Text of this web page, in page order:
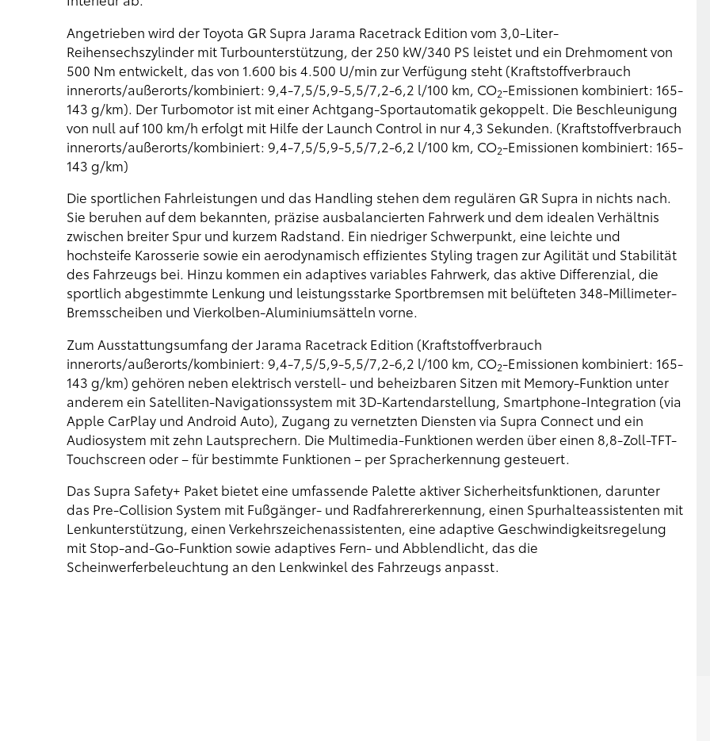
Angetrieben wird der Toyota GR Supra Jarama Racetrack Edition vom 3,0-Liter-
Reihensechszylinder mit Turbounterstützung, der 250 kW/340 PS leistet und ein Drehmoment von
500 Nm entwickelt, das von 1.600 bis 4.500 U/min zur Verfügung steht (Kraftstoffverbrauch
innerorts/außerorts/kombiniert: 9,4-7,5/5,9-5,5/7,2-6,2 l/100 km, CO2-Emissionen kombiniert: 165-
143 g/km). Der Turbomotor ist mit einer Achtgang-Sportautomatik gekoppelt. Die Beschleunigung
von null auf 100 km/h erfolgt mit Hilfe der Launch Control in nur 4,3 Sekunden. (Kraftstoffverbrauch
innerorts/außerorts/kombiniert: 9,4-7,5/5,9-5,5/7,2-6,2 l/100 km, CO2-Emissionen kombiniert: 165-
143 g/km)
Die sportlichen Fahrleistungen und das Handling stehen dem regulären GR Supra in nichts nach.
Sie beruhen auf dem bekannten, präzise ausbalancierten Fahrwerk und dem idealen Verhältnis
zwischen breiter Spur und kurzem Radstand. Ein niedriger Schwerpunkt, eine leichte und
hochsteife Karosserie sowie ein aerodynamisch effizientes Styling tragen zur Agilität und Stabilität
des Fahrzeugs bei. Hinzu kommen ein adaptives variables Fahrwerk, das aktive Differenzial, die
sportlich abgestimmte Lenkung und leistungsstarke Sportbremsen mit belüfteten 348-Millimeter-
Bremsscheiben und Vierkolben-Aluminiumsätteln vorne.
Zum Ausstattungsumfang der Jarama Racetrack Edition (Kraftstoffverbrauch
innerorts/außerorts/kombiniert: 9,4-7,5/5,9-5,5/7,2-6,2 l/100 km, CO2-Emissionen kombiniert: 165-
143 g/km) gehören neben elektrisch verstell- und beheizbaren Sitzen mit Memory-Funktion unter
anderem ein Satelliten-Navigationssystem mit 3D-Kartendarstellung, Smartphone-Integration (via
Apple CarPlay und Android Auto), Zugang zu vernetzten Diensten via Supra Connect und ein
Audiosystem mit zehn Lautsprechern. Die Multimedia-Funktionen werden über einen 8,8-Zoll-TFT-
Touchscreen oder – für bestimmte Funktionen – per Spracherkennung gesteuert.
Das Supra Safety+ Paket bietet eine umfassende Palette aktiver Sicherheitsfunktionen, darunter
das Pre-Collision System mit Fußgänger- und Radfahrererkennung, einen Spurhalteassistenten mit
Lenkunterstützung, einen Verkehrszeichenassistenten, eine adaptive Geschwindigkeitsregelung
mit Stop-and-Go-Funktion sowie adaptives Fern- und Abblendlicht, das die
Scheinwerferbeleuchtung an den Lenkwinkel des Fahrzeugs anpasst.